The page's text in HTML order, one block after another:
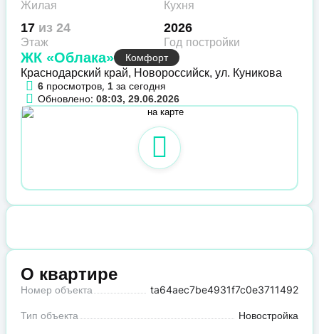
Жилая
Кухня
17 из 24
Этаж
2026
Год постройки
ЖК «Облака»
Комфорт
Краснодарский край, Новороссийск, ул. Куникова
6 просмотров, 1 за сегодня
Обновлено: 08:03, 29.06.2026
О квартире
Номер объекта ta64aec7be4931f7c0e3711492
Тип объекта Новостройка